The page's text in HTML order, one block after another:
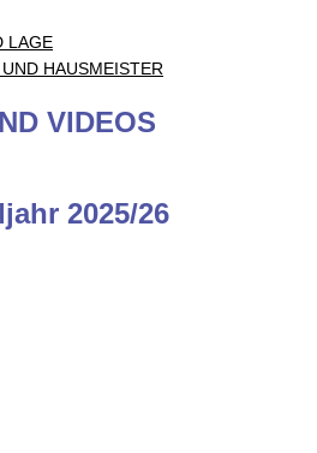
LAGE
HAUSMEISTER
VIDEOS
2025/26